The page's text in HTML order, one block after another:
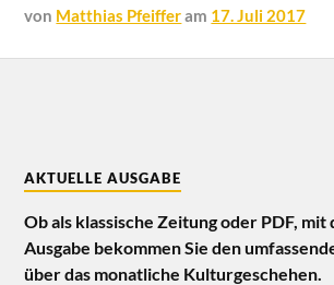
von Matthias Pfeifferam 17. Juli 2017
AKTUELLE AUSGABE
Ob als klassische Zeitung oder PDF,
Ausgabe bekommen Sie den
über das monatliche Kulturgeschehen.